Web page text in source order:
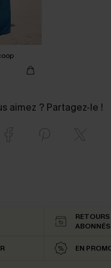
aimez ? Partagez-le !
ABONNÉS
EN